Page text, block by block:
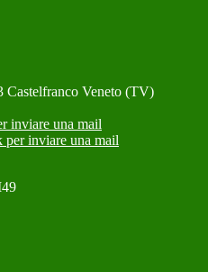
Veneto (TV)
inviare una mail
per inviare una mail